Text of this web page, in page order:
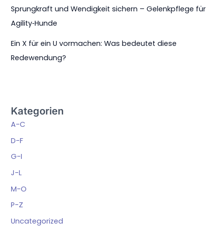
Sprungkraft und Wendigkeit sichern – Gelenkpflege für
Agility‑Hunde
Ein X für ein U vormachen: Was bedeutet diese
Redewendung?
Kategorien
A-C
D-F
G-I
J-L
M-O
P-Z
Uncategorized